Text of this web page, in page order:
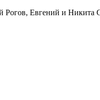
Евгений и Никита